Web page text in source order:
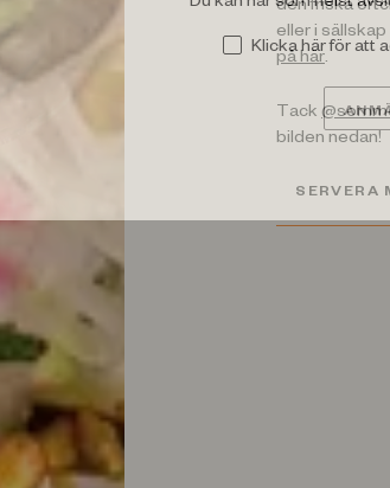
Klicka här för att
den friska
eller i sällskap
på här.
Tack
bilden nedan!
SERVERA